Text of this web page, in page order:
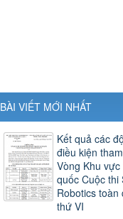
BÀI VIẾT MỚI NHẤT
Kết quả các
điều kiện
Vòng Khu vực
quốc Cuộc thi
Robotics toàn
thứ VI